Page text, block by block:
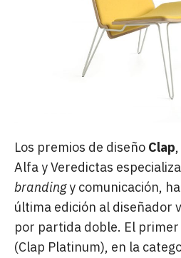
Los premios de diseño Clap
Alfa y Veredictas
brandingy comunicación,
última edición al diseñador
por partida doble. El
(Clap Platinum), en la